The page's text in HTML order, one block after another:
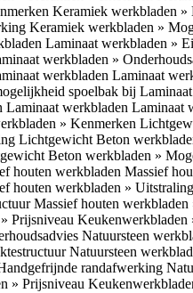
Keramiek werkbladen »
Keramiek werkbladen »
Laminaat werkbladen »
werkbladen »
werkbladen Laminaat
spoelbak bij
Laminaat werkbladen Laminaat
» Kenmerken
Lichtgewicht Beton
Beton werkbladen »
houten werkbladen Massief
houten werkbladen » Uitstraling
Massief houten
Prijsniveau Keukenwerkbladen
Natuursteen
Natuursteen
randafwerking
» Prijsniveau